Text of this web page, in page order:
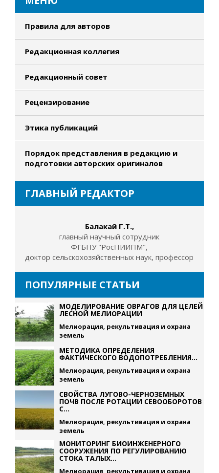
Правила для авторов
Редакционная коллегия
Редакционный совет
Рецензирование
Этика публикаций
Порядок представления в редакцию и
подготовки авторских оригиналов
ГЛАВНЫЙ РЕДАКТОР
Балакай Г.Т.,
главный научный сотрудник
ФГБНУ "РосНИИПМ",
доктор сельскохозяйственных наук, профессор
ПОПУЛЯРНЫЕ СТАТЬИ
МОДЕЛИРОВАНИЕ ОВРАГОВ ДЛЯ ЦЕЛЕЙ
ЛЕСНОЙ МЕЛИОРАЦИИ
Мелиорация, рекультивация и охрана
земель
МЕТОДИКА ОПРЕДЕЛЕНИЯ
ФАКТИЧЕСКОГО ВОДОПОТРЕБЛЕНИЯ...
Мелиорация, рекультивация и охрана
земель
СВОЙСТВА ЛУГОВО-ЧЕРНОЗЕМНЫХ
ПОЧВ ПОСЛЕ РОТАЦИИ СЕВООБОРОТОВ
С...
Мелиорация, рекультивация и охрана
земель
МОНИТОРИНГ БИОИНЖЕНЕРНОГО
СООРУЖЕНИЯ ПО РЕГУЛИРОВАНИЮ
СТОКА ТАЛЫХ...
Мелиорация, рекультивация и охрана